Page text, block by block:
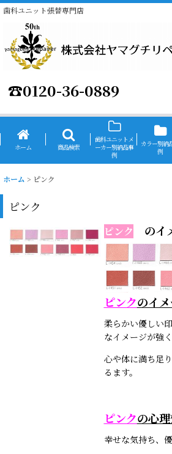
歯科ユニット張替専門店
☎0120-36-0889
ホーム 商品検索
歯科ユニットメ
ーカー別納品事
例
カラー別納
例
ホーム > ピンク
ピンク
ピンク のイ
ピンクのイ
柔らかい優しい
なイメージが強く
心や体に満ち足
るます。
ピンクの心
幸せな気持ち、